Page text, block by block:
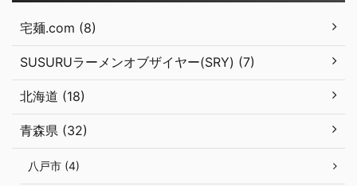
宅麺.com (8)
SUSURUラーメンオブザイヤー(SRY) (7)
北海道 (18)
青森県 (32)
八戸市 (4)